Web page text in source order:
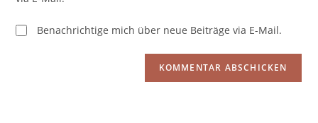
Benachrichtige mich über neue Beiträge via E-Mail.